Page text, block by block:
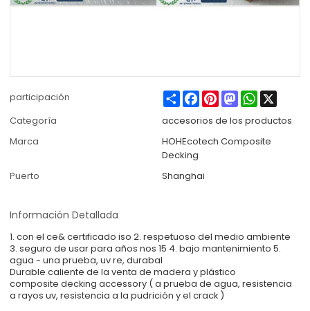
participación ShareFacebook
PinterestMastodonWhatsApp
X
Categoría
accesorios de los productos
Marca
HOHEcotech Composite
Decking
Puerto
Shanghai
Información Detallada
1. con el ce& certificado iso 2. respetuoso del medio ambiente
3. seguro de usar para años nos 15 4. bajo mantenimiento 5.
agua - una prueba, uv re, durabal
Durable caliente de la venta de madera y plástico
composite decking accessory ( a prueba de agua, resistencia
a rayos uv, resistencia a la pudrición y el crack )